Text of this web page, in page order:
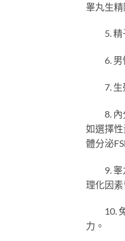
睾丸生精
5. 精子
6. 男
7. 生
8. 內
如選擇
體分泌
9. 睾丸
理化因
10. 免
力。